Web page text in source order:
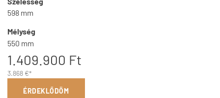
598 mm
Mélység
550 mm
1.409.900 Ft
3.868 €*
ÉRDEKLŐDÖM